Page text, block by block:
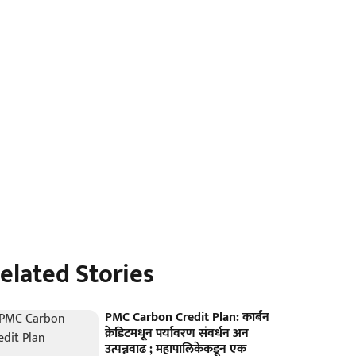
Stories
PMC Carbon Credit Plan: कार्बन
क्रेडिटमधून पर्यावरण संवर्धन अन
उत्पन्नवाढ ; महापालिकेकडून एक